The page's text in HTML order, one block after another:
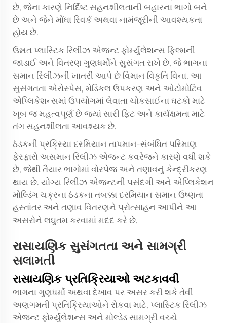
છે, જેના કારણે નિર્દિષ્ટ સહનશીલતાની બહારના ભાગો બને
છે અને જેને મોંઘા રિવર્ક અથવા નામંજૂરીની આવશ્યકતા
હોય છે.
ઉન્નત પ્લાસ્ટિક રિલીઝ એજન્ટ ફોર્મ્યુલેશન્સ ફિલ્મની
જાડાઈ અને વિતરણ ગુણધર્મોને સુસંગત રાખે છે, જે ભાગના
સમાન રિલીઝની ખાતરી આપે છે વિમાન વિકૃતિ વિના. આ
સુસંગતતા એરોસ્પેસ, મેડિકલ ઉપકરણ અને ઓટોમોટિવ
એપ્લિકેશન્સમાં ઉપયોગમાં લેવાતા ચોકસાઈના ઘટકો માટે
ખૂબ જ મહત્વપૂર્ણ છે જ્યાં સારી ફિટ અને કાર્યક્ષમતા માટે
તંગ સહનશીલતા આવશ્યક છે.
ઠંડકની પ્રક્રિયા દરમિયાન તાપમાન-સંબંધિત પરિમાણ
ફેરફારો અસમાન રિલીઝ એજન્ટ કવરેજને કારણે વધી શકે
છે, જેથી તૈયાર ભાગોમાં વોરપેજ અને તણાવનું કેન્દ્રીકરણ
થાય છે. યોગ્ય રિલીઝ એજન્ટની પસંદગી અને એપ્લિકેશન
મોલ્ડિંગ ચક્રના ઠંડકના તબક્કા દરમિયાન સમાન ઉષ્ણતા
હસ્તાંતર અને તણાવ વિતરણને પ્રોત્સાહન આપીને આ
અસરોને લઘુતમ કરવામાં મદદ કરે છે.
રાસાયણિક સુસંગતતા અને સામગ્રી
સલામતી
રાસાયણિક પ્રતિક્રિયાઓ અટકાવવી
ભાગના ગુણધર્મો અથવા દેખાવ પર અસર કરી શકે તેવી
અણગમતી પ્રતિક્રિયાઓને રોકવા માટે, પ્લાસ્ટિક રિલીઝ
એજન્ટ ફોર્મ્યુલેશન્સ અને મોલ્ડેડ સામગ્રી વચ્ચે